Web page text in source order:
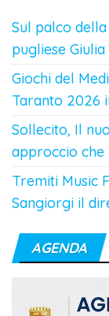
Sul palco
pugliese
Giochi del
Taranto 2026
Sollecito, Il
approccio che
Tremiti Music
Sangiorgi il
AGENDA